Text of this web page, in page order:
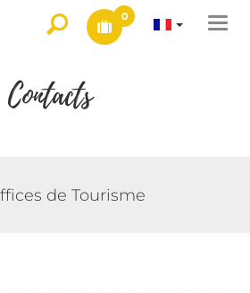
0
Contacts
de Tourisme